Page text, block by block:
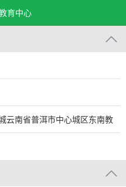
育中心
南省普洱市中心城区东南教